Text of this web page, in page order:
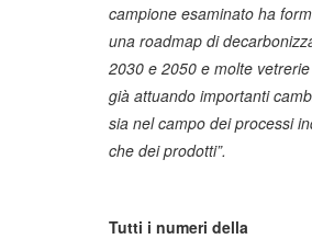
campione esaminato ha
una roadmap di
2030 e 2050 e molte
già attuando importanti
sia nel campo dei processi
che dei prodotti”.
Tutti i numeri della